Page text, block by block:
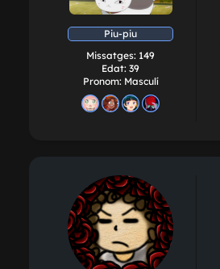
Piu-piu
Missatges: 149
Edat: 39
Pronom: Masculí